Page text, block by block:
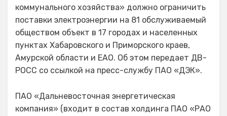
коммунального хозяйства» должно ограничить
поставки электроэнергии на 81 обслуживаемый
обществом объект в 17 городах и населенных
пунктах Хабаровского и Приморского краев,
Амурской области и ЕАО. Об этом передает ДВ-
РОСС со ссылкой на пресс-службу ПАО «ДЭК».
ПАО «Дальневосточная энергетическая
компания» (входит в состав холдинга ПАО «РАО